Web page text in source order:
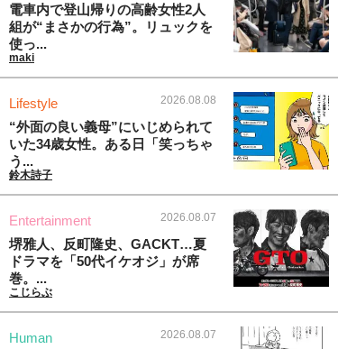
電車内で登山帰りの高齢女性2人
組が“まさかの行為”。リュックを
使っ...
maki
Lifestyle 2026.08.08
“外面の良い義母”にいじめられて
いた34歳女性。ある日「笑っちゃ
う...
鈴木詩子
Entertainment 2026.08.07
堺雅人、反町隆史、GACKT…夏
ドラマを「50代イケオジ」が席
巻。...
こじらぶ
Human 2026.08.07